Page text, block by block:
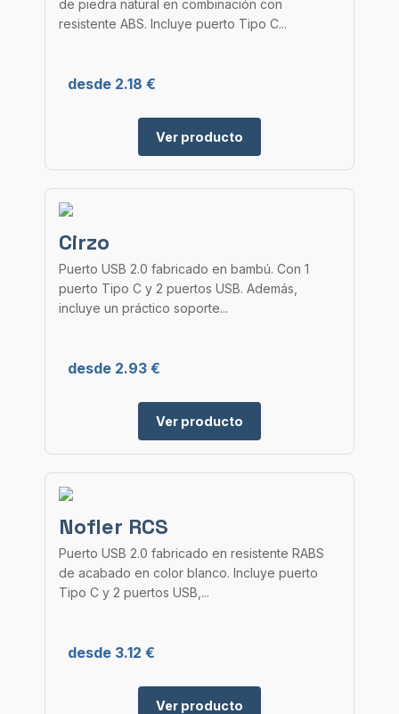
de piedra natural en combinación con
resistente ABS. Incluye puerto Tipo C...
desde 2.18 €
Ver producto
Cirzo
Puerto USB 2.0 fabricado en bambú. Con 1
puerto Tipo C y 2 puertos USB. Además,
incluye un práctico soporte...
desde 2.93 €
Ver producto
Nofler RCS
Puerto USB 2.0 fabricado en resistente RABS
de acabado en color blanco. Incluye puerto
Tipo C y 2 puertos USB,...
desde 3.12 €
Ver producto